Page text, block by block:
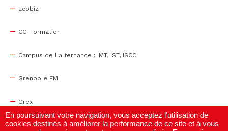
Ecobiz
CCI Formation
Campus de l'alternance : IMT, IST, ISCO
Grenoble EM
Grex
WTC Grenoble
En poursuivant votre navigation, vous acceptez l'utilisation de
cookies destinés à améliorer la performance de ce site et à vous